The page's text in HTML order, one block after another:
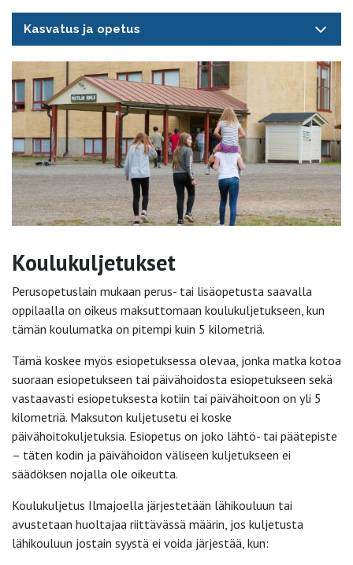
Kasvatus ja opetus
Koulukuljetukset
Perusopetuslain mukaan perus- tai lisäopetusta saavalla
oppilaalla on oikeus maksuttomaan koulukuljetukseen, kun
tämän koulumatka on pitempi kuin 5 kilometriä.
Tämä koskee myös esiopetuksessa olevaa, jonka matka kotoa
suoraan esiopetukseen tai päivähoidosta esiopetukseen sekä
vastaavasti esiopetuksesta kotiin tai päivähoitoon on yli 5
kilometriä. Maksuton kuljetusetu ei koske
päivähoitokuljetuksia. Esiopetus on joko lähtö- tai päätepiste
– täten kodin ja päivähoidon väliseen kuljetukseen ei
säädöksen nojalla ole oikeutta.
Koulukuljetus Ilmajoella järjestetään lähikouluun tai
avustetaan huoltajaa riittävässä määrin, jos kuljetusta
lähikouluun jostain syystä ei voida järjestää, kun: